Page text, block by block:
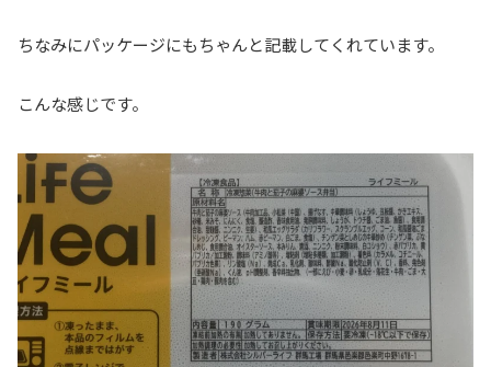
ちなみにパッケージにもちゃんと記載してくれています。
こんな感じです。